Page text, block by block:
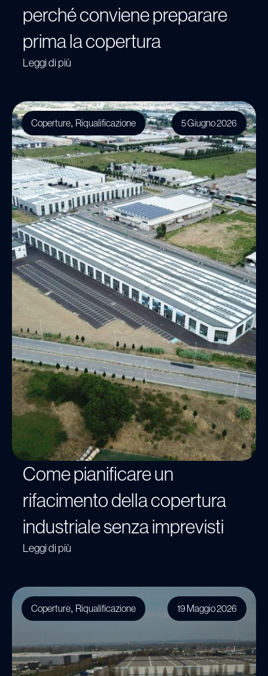
perché conviene preparare
prima la copertura
Leggi di più
Coperture, Riqualificazione 5 Giugno 2026
Come pianificare un
rifacimento della copertura
industriale senza imprevisti
Leggi di più
Coperture, Riqualificazione 19 Maggio 2026